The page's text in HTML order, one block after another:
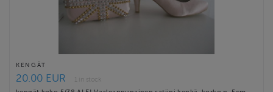
KENGÄT
20.00 EUR
1 in stock